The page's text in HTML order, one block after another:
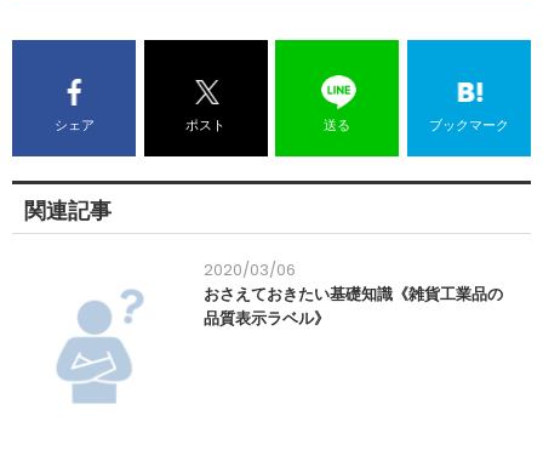
シェア ポスト 送る ブックマーク
関連記事
2020/03/06
おさえておきたい基礎知識《雑貨工業品の
品質表示ラベル》